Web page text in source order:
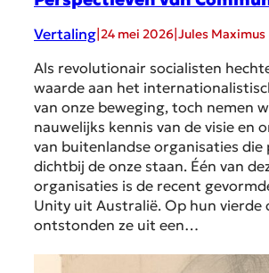
Vertaling 24 mei 2026 Jules Maximus
Als revolutionair socialisten
waarde aan het
van onze beweging, toch nemen
nauwelijks kennis van de visie en
van buitenlandse organisaties die
dichtbij de onze staan. Één van
organisaties is de recent
Unity uit Australië. Op hun vierde
ontstonden ze uit een…